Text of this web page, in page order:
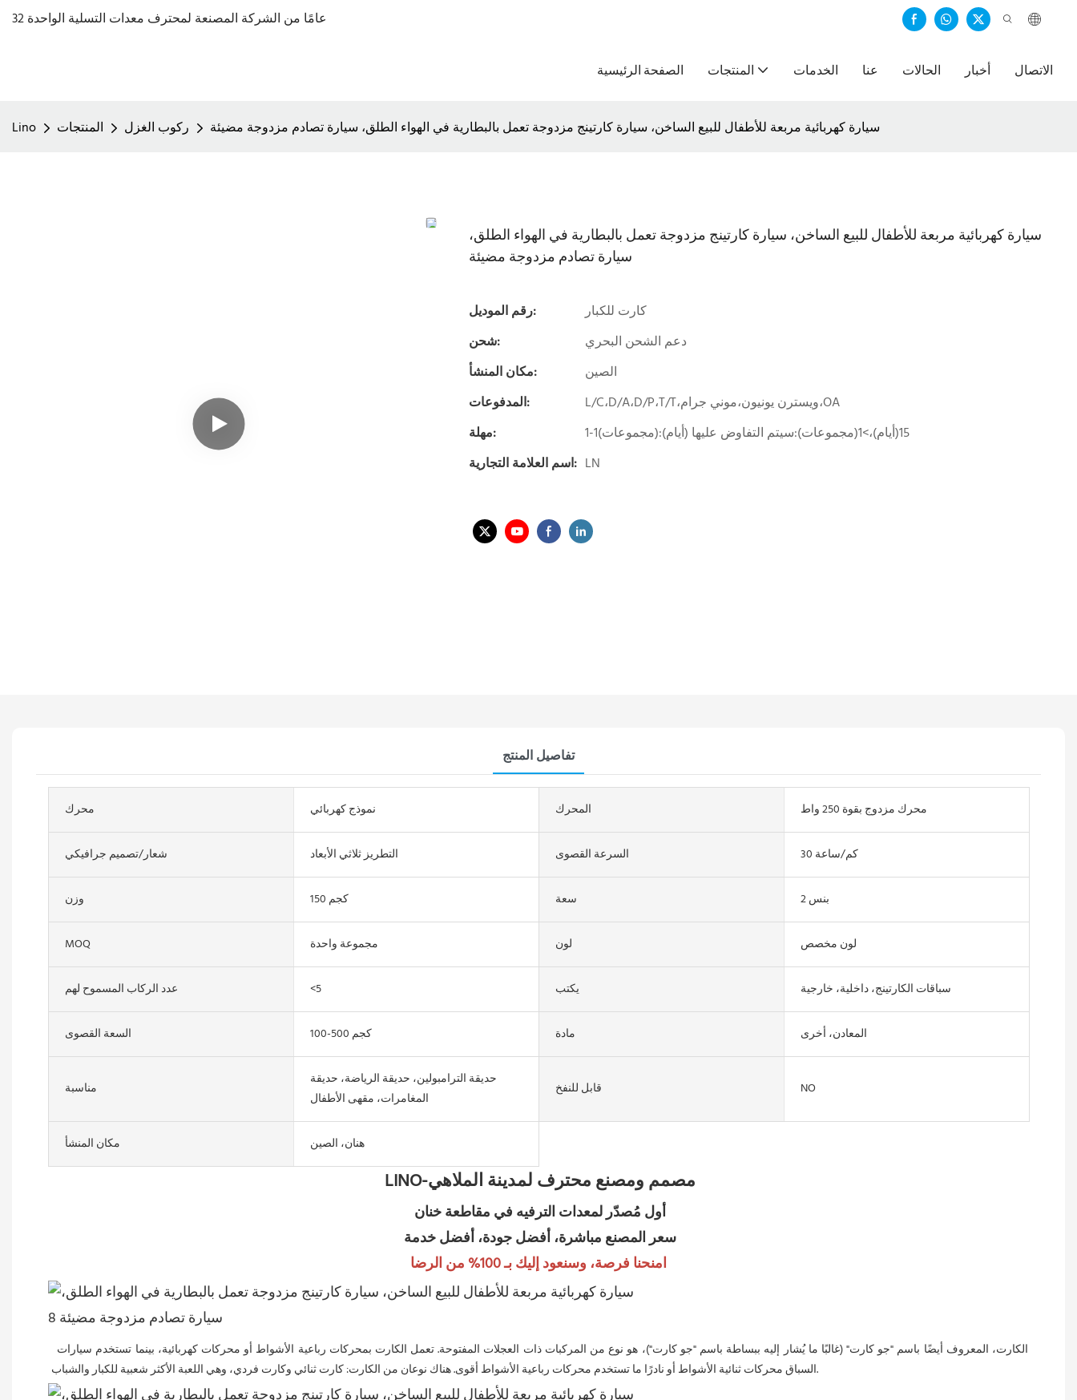
32 عامًا من الشركة المصنعة لمحترف معدات التسلية الواحدة
الصفحة الرئيسية المنتجات الخدمات عنا الحالات أخبار الاتصال
Lino المنتجات ركوب الغزل سيارة كهربائية مربعة للأطفال للبيع الساخن، سيارة كارتينج مزدوجة تعمل بالبطارية في الهواء الطلق، سيارة تصادم مزدوجة مضيئة
سيارة كهربائية مربعة للأطفال للبيع الساخن، سيارة كارتينج مزدوجة تعمل بالبطارية في الهواء الطلق،
سيارة تصادم مزدوجة مضيئة
رقم الموديل:
كارت للكبار
شحن:
دعم الشحن البحري
مكان المنشأ:
الصين
المدفوعات:
L/C،D/A،D/P،T/T،ويسترن يونيون،موني جرام،OA
مهلة:
1-1(مجموعات):15(أيام)،>1(مجموعات):سيتم التفاوض عليها (أيام)
اسم العلامة التجارية: LN
تفاصيل المنتج
محرك نموذج كهربائي المحرك محرك مزدوج بقوة 250 واط
شعار/تصميم جرافيكي التطريز ثلاثي الأبعاد السرعة القصوى 30 كم/ساعة
وزن 150 كجم سعة 2 بنس
MOQ مجموعة واحدة لون لون مخصص
عدد الركاب المسموح لهم <5 يكتب سباقات الكارتينج، داخلية، خارجية
السعة القصوى 100-500 كجم مادة المعادن، أخرى
مناسبة
حديقة الترامبولين، حديقة الرياضة، حديقة
المغامرات، مقهى الأطفال
قابل للنفخ NO
مكان المنشأ هنان، الصين
LINO-مصمم ومصنع محترف لمدينة الملاهي
أول مُصدّر لمعدات الترفيه في مقاطعة خنان
سعر المصنع مباشرة، أفضل جودة، أفضل خدمة
امنحنا فرصة، وسنعود إليك بـ 100% من الرضا
السباق محركات ثنائية الأشواط أو نادرًا ما تستخدم محركات رباعية الأشواط أقوى. هناك نوعان من الكارت: كارت ثنائي وكارت فردي، وهي اللعبة الأكثر شعبية للكبار والشباب.